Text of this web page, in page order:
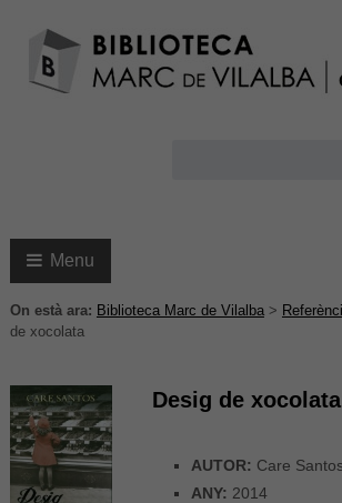
Menu
On està ara: Biblioteca Marc de Vilalba>
de xocolata
Desig de xocolata
AUTOR: Care
ANY: 2014